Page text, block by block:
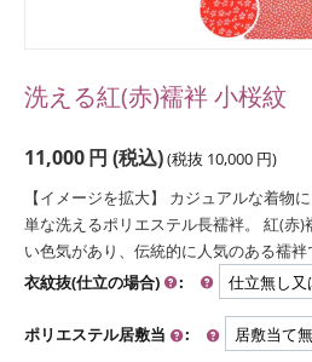
洗える紅(赤)襦袢 小桜紋
11,000円 (税込)(税抜 10,000 円)
【イメージを拡大】 カジュアルな着物
単な洗えるポリエステル長襦袢。 紅(赤
い色気があり、伝統的に人気のある襦袢
衣紋抜(仕立の場合)
:
ポリエステル居敷当 :